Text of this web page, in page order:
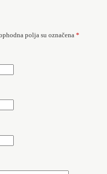
polja su označena *